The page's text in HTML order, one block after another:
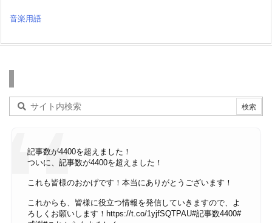
音楽用語
記事数が4400を超えました！
ついに、記事数が4400を超えました！
これも皆様のおかげです！本当にありがとうございます！
これからも、皆様に役立つ情報を発信していきますので、よ
ろしくお願いします！ https://t.co/1yjfSQTPAU#記事数4400#